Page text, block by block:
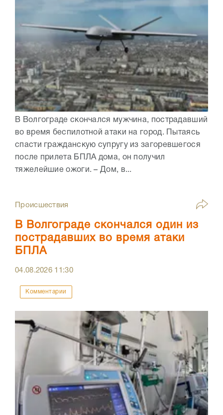
В Волгограде скончался мужчина, пострадавший
во время беспилотной атаки на город. Пытаясь
спасти гражданскую супругу из загоревшегося
после прилета БПЛА дома, он получил
тяжелейшие ожоги. – Дом, в...
Происшествия
В Волгограде скончался один из
пострадавших во время атаки
БПЛА
04.08.2026 11:30
Комментарии